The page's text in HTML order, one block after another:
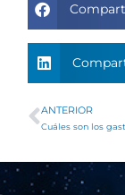
Ant
ANTERIOR